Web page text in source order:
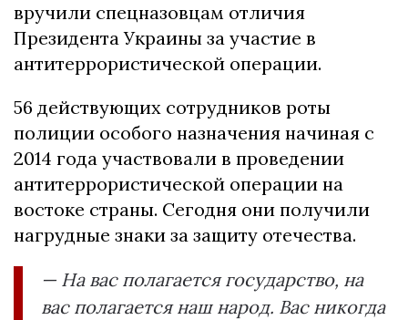
вручили спецназовцам отличия
Президента Украины за участие в
антитеррористической операции.
56 действующих сотрудников роты
полиции особого назначения начиная с
2014 года участвовали в проведении
антитеррористической операции на
востоке страны. Сегодня они получили
нагрудные знаки за защиту отечества.
— На вас полагается государство, на
вас полагается наш народ. Вас никогда